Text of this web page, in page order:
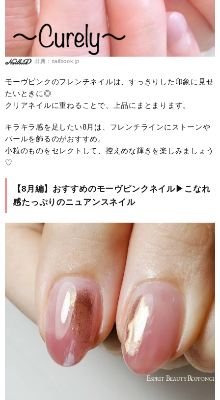
出典：nailbook.jp
モーヴピンクのフレンチネイルは、すっきりした印象に見せ
たいときに◎
クリアネイルに重ねることで、上品にまとまります。
キラキラ感を足したい8月は、フレンチラインにストーンや
パールを飾るのがおすすめ。
小粒のものをセレクトして、控えめな輝きを楽しみましょう
♡
【8月編】おすすめのモーヴピンクネイル▶︎こなれ
感たっぷりのニュアンスネイル